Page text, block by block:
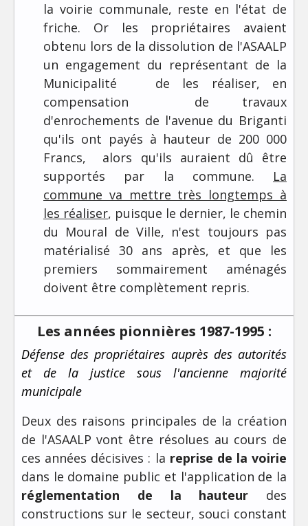
la voirie communale, reste en l'état de
friche. Or les propriétaires avaient
obtenu lors de la dissolution de l'ASAALP
un engagement du représentant de la
Municipalité de les réaliser, en
compensation de travaux
d'enrochements de l'avenue du Briganti
qu'ils ont payés à hauteur de 200 000
Francs, alors qu'ils auraient dû être
supportés par la commune. La
commune va mettre très longtemps à
les réaliser, puisque le dernier, le chemin
du Moural de Ville, n'est toujours pas
matérialisé 30 ans après, et que les
premiers sommairement aménagés
doivent être complètement repris.
Les années pionnières 1987-1995 :
Défense des propriétaires auprès des autorités
et de la justice sous l'ancienne majorité
municipale
Deux des raisons principales de la création
de l'ASAALP vont être résolues au cours de
ces années décisives : la reprise de la voirie
dans le domaine public et l'application de la
réglementation de la hauteur des
constructions sur le secteur, souci constant